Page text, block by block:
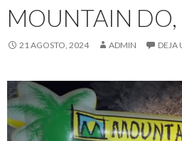
MOUNTAIN DO,
21 AGOSTO, 2024 ADMIN DEJA